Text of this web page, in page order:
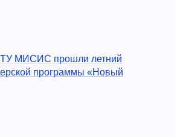
МИСИС прошли летний
программы «Новый